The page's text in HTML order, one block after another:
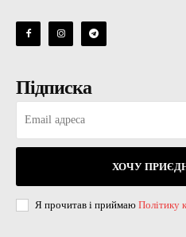
Підписка
ХОЧУ
Я прочитав і приймаю Політику